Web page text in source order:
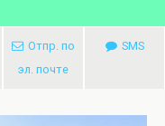
Отпр. по
эл. почте
SMS